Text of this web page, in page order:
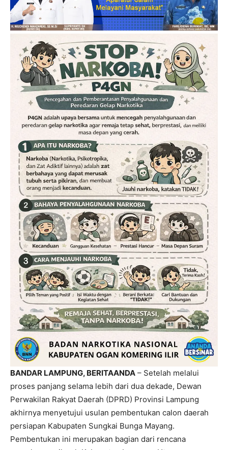
BANDAR LAMPUNG, BERITAANDA – Setelah melalui
proses panjang selama lebih dari dua dekade, Dewan
Perwakilan Rakyat Daerah (DPRD) Provinsi Lampung
akhirnya menyetujui usulan pembentukan calon daerah
persiapan Kabupaten Sungkai Bunga Mayang.
Pembentukan ini merupakan bagian dari rencana